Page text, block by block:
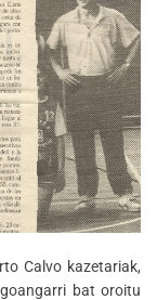
Calvo kazetariak,
bat oroitu